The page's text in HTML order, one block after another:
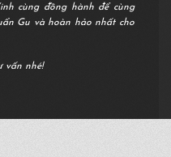
cùng đồng hành để cùng
Gu và hoàn hảo nhất cho
vấn nhé!